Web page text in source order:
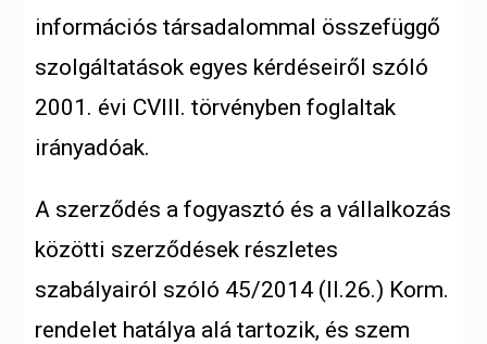
információs társadalommal összefüggő
szolgáltatások egyes kérdéseiről szóló
2001. évi CVIII. törvényben foglaltak
irányadóak.
A szerződés a fogyasztó és a vállalkozás
közötti szerződések részletes
szabályairól szóló 45/2014 (II.26.) Korm.
rendelet hatálya alá tartozik, és szem